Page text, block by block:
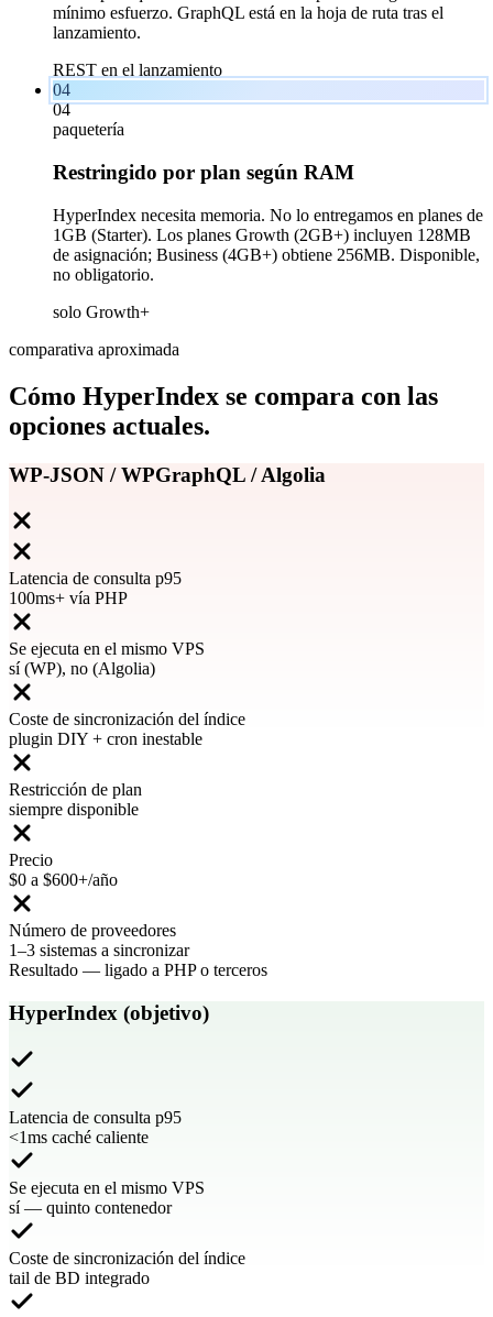
mínimo esfuerzo. GraphQL está en la hoja de ruta tras el
lanzamiento.
REST en el lanzamiento
04
04
paquetería
Restringido por plan según RAM
HyperIndex necesita memoria. No lo entregamos en planes de
1GB (Starter). Los planes Growth (2GB+) incluyen 128MB
de asignación; Business (4GB+) obtiene 256MB. Disponible,
no obligatorio.
solo Growth+
comparativa aproximada
Cómo HyperIndex se compara con las
opciones actuales.
WP-JSON / WPGraphQL / Algolia
Latencia de consulta p95
100ms+ vía PHP
Se ejecuta en el mismo VPS
sí (WP), no (Algolia)
Coste de sincronización del índice
plugin DIY + cron inestable
Restricción de plan
siempre disponible
Precio
$0 a $600+/año
Número de proveedores
1–3 sistemas a sincronizar
Resultado — ligado a PHP o terceros
HyperIndex (objetivo)
Latencia de consulta p95
<1ms caché caliente
Se ejecuta en el mismo VPS
sí — quinto contenedor
Coste de sincronización del índice
tail de BD integrado